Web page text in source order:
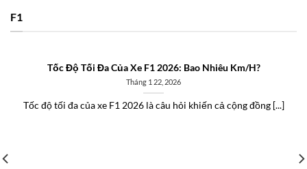
F1
Tốc Độ Tối Đa Của Xe F1 2026: Bao Nhiêu Km/H?
Tháng 1 22, 2026
Tốc độ tối đa của xe F1 2026 là câu hỏi khiến cả cộng đồng [...]